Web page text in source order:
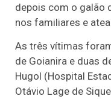
depois com o galão
nos familiares e
As três vítimas
de Goianira e duas
Hugol (Hospital
Otávio Lage de